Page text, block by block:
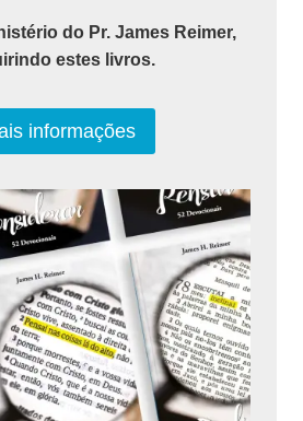
do Pr. James Reimer,
estes livros.
informações